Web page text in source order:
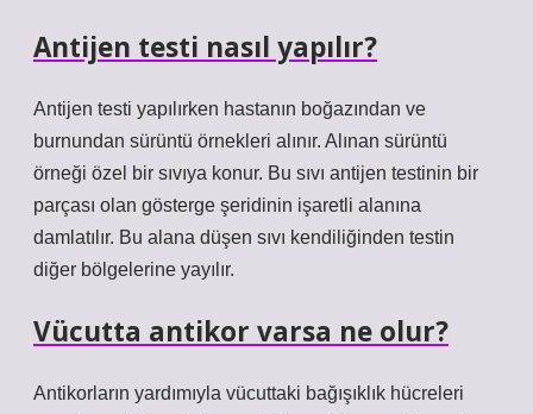
Antijen testi nasıl yapılır?
Antijen testi yapılırken hastanın boğazından ve
burnundan sürüntü örnekleri alınır. Alınan sürüntü
örneği özel bir sıvıya konur. Bu sıvı antijen testinin bir
parçası olan gösterge şeridinin işaretli alanına
damlatılır. Bu alana düşen sıvı kendiliğinden testin
diğer bölgelerine yayılır.
Vücutta antikor varsa ne olur?
Antikorların yardımıyla vücuttaki bağışıklık hücreleri